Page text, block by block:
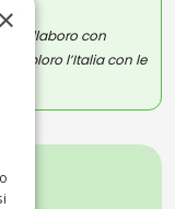
Collaboro con
Esploro l’Italia con le
×